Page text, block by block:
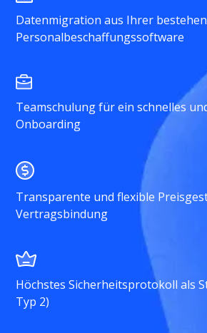
Datenmigration aus Ihrer
Personalbeschaffungssoftware
Teamschulung für ein schnelles
Onboarding
Transparente und flexible
Vertragsbindung
Höchstes Sicherheitsprotokoll als
Typ 2)